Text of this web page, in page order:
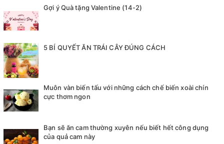
Gợi ý Quà tặng Valentine (14-2)
5 BÍ QUYẾT ĂN TRÁI CÂY ĐÚNG CÁCH
Muôn vàn biến tấu với những cách chế biến xoài chín
cực thơm ngon
Bạn sẽ ăn cam thường xuyên nếu biết hết công dụng
của quả cam này